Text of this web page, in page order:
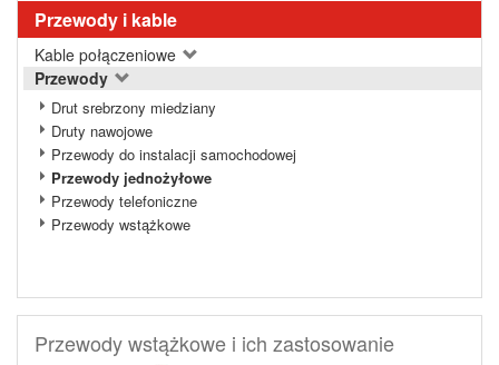
Przewody i kable
Kable połączeniowe
Przewody
Drut srebrzony miedziany
Druty nawojowe
Przewody do instalacji samochodowej
Przewody jednożyłowe
Przewody telefoniczne
Przewody wstążkowe
Przewody wstążkowe i ich zastosowanie